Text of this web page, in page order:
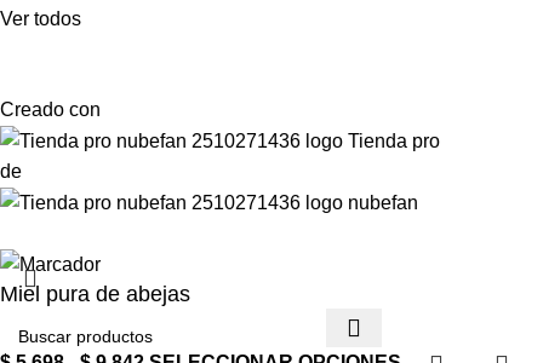
Ver todos
Creado con
de
Miel pura de abejas